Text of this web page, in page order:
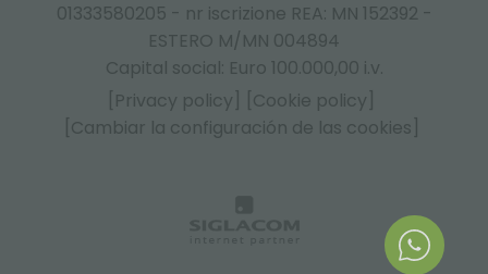
01333580205 - nr iscrizione REA: MN 152392 -
ESTERO M/MN 004894
Capital social: Euro 100.000,00 i.v.
[Privacy policy]
[Cookie policy]
[Cambiar la configuración de las cookies]